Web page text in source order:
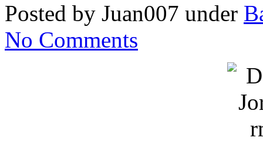
Posted by Juan007 under
No Comments